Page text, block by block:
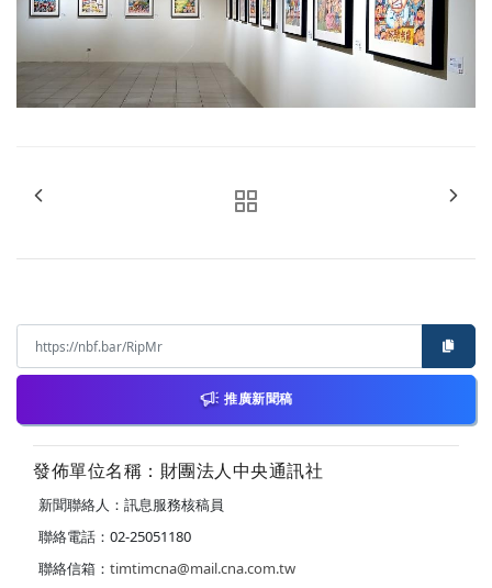
推廣新聞稿
發佈單位名稱：財團法人中央通訊社
新聞聯絡人：訊息服務核稿員
聯絡電話：02-25051180
聯絡信箱： timtimcna@mail.cna.com.tw